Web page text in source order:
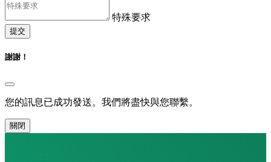
特殊要求
提交
謝謝！
您的訊息已成功發送。我們將盡快與您聯繫。
關閉